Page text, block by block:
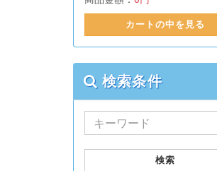
カートの中を見る
検索条件
検索